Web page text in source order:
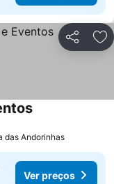
Partilhar
das Andorinhas
Ver preços